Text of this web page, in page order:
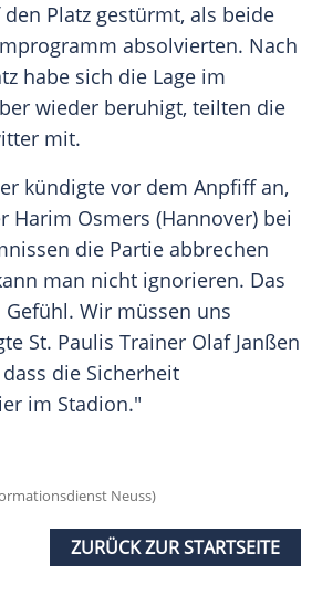
Platz gestürmt, als beide
absolvierten. Nach
habe sich die Lage im
wieder beruhigt, teilten die
mit.
kündigte vor dem Anpfiff an,
Harim Osmers (Hannover) bei
die Partie abbrechen
man nicht ignorieren. Das
Wir müssen uns
St. Paulis Trainer Olaf Janßen
die Sicherheit
im Stadion."
Neuss)
ZURÜCK ZUR STARTSEITE